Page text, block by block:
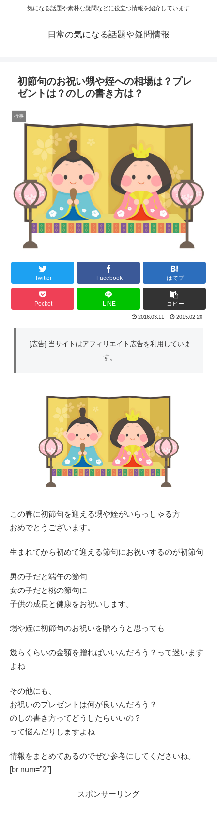
気になる話題や素朴な疑問などに役立つ情報を紹介しています
日常の気になる話題や疑問情報
初節句のお祝い甥や姪への相場は？プレ
ゼントは？のしの書き方は？
行事
Twitter Facebook はてブ
Pocket LINE コピー
2016.03.11 2015.02.20
[広告] 当サイトはアフィリエイト広告を利用していま
す。
この春に初節句を迎える甥や姪がいらっしゃる方
おめでとうございます。
生まれてから初めて迎える節句にお祝いするのが初節句
男の子だと端午の節句
女の子だと桃の節句に
子供の成長と健康をお祝いします。
甥や姪に初節句のお祝いを贈ろうと思っても
幾らくらいの金額を贈ればいいんだろう？って迷います
よね
その他にも、
お祝いのプレゼントは何が良いんだろう？
のしの書き方ってどうしたらいいの？
って悩んだりしますよね
情報をまとめてあるのでぜひ参考にしてくださいね。
[br num=”2″]
スポンサーリング